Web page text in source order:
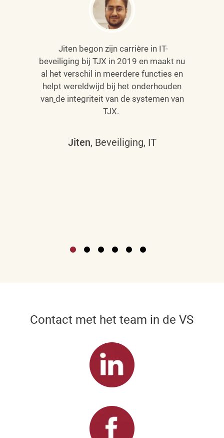
Jiten begon zijn carrière in IT-
beveiliging bij TJX in 2019 en maakt nu
al het verschil in meerdere functies en
helpt wereldwijd bij het onderhouden
van de integriteit van de systemen van
TJX.
Jiten, Beveiliging, IT
Contact met het team in de VS